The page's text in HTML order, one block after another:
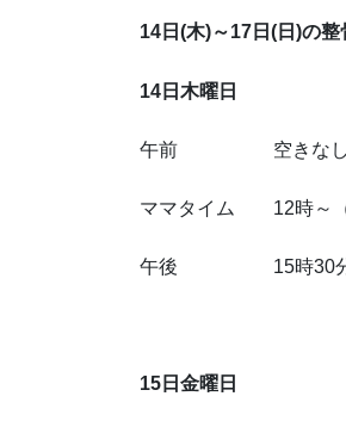
14日(木)～17日(日)の整
14日木曜日
午前 空きなし
ママタイム 12時～（
午後 15時30分～
15日金曜日